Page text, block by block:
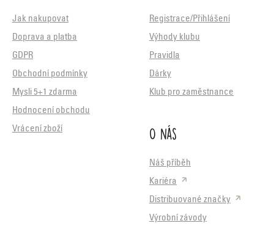
Jak nakupovat
Doprava a platba
GDPR
Obchodní podmínky
Mysli 5+1 zdarma
Hodnocení obchodu
Vrácení zboží
Registrace/Přihlášení
Výhody klubu
Pravidla
Dárky
Klub pro zaměstnance
O nás
Náš příběh
Kariéra
Distribuované značky
Výrobní závody